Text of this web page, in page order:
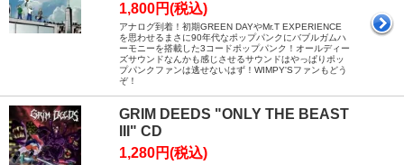
1,800円(税込)
アナログ到着！初期GREEN DAYやMr.T EXPERIENCE
を思わせるまさに90年代なポップパンクにバブルガムハ
ーモニーを搭載した3コードポップパンク！オールディー
ズサウンドなんかも感じさせるサウンドはやっぱりポッ
プパンクファンは逃せないはず！WIMPY'Sファンもどう
ぞ！
GRIM DEEDS "ONLY THE BEAST
III" CD
1,280円(税込)